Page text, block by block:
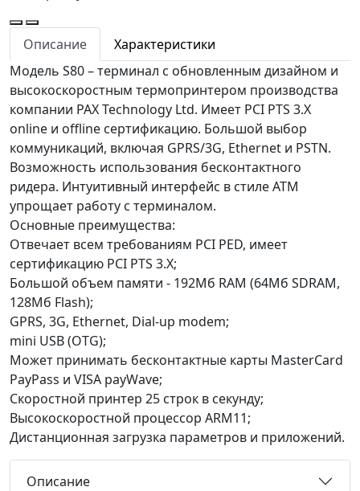
Описание
Характеристики
Модель S80 – терминал с обновленным дизайном и
высокоскоростным термопринтером производства
компании PAX Technology Ltd. Имеет PCI PTS 3.X
online и offline сертификацию. Большой выбор
коммуникаций, включая GPRS/3G, Ethernet и PSTN.
Возможность использования бесконтактного
ридера. Интуитивный интерфейс в стиле ATM
упрощает работу с терминалом.
Основные преимущества:
Отвечает всем требованиям PCI PED, имеет
сертификацию PCI PTS 3.X;
Большой объем памяти - 192Mб RAM (64Мб SDRAM,
128Мб Flash);
GPRS, 3G, Ethernet, Dial-up modem;
mini USB (OTG);
Может принимать бесконтактные карты MasterCard
PayPass и VISA payWave;
Скоростной принтер 25 строк в секунду;
Высокоскоростной процессор ARM11;
Дистанционная загрузка параметров и приложений.
Описание